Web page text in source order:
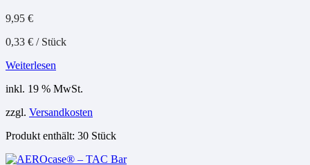
9,95 €
0,33 € / Stück
Weiterlesen
inkl. 19 % MwSt.
zzgl. Versandkosten
Produkt enthält: 30 Stück